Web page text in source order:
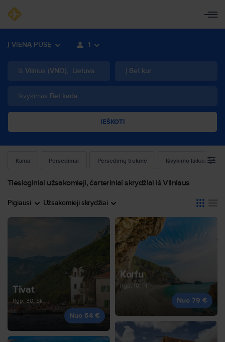
Į VIENĄ PUSĘ 1
Iš Vilnius (VNO), Lietuva Į Bet kur
Išvykimas Bet kada
IEŠKOTI
Kaina Persėdimai Persėdimų trukmė Išvykimo laikas
Tiesioginiai užsakomieji, čarteriniai skrydžiai iš Vilniaus
Pigiausi Užsakomieji skrydžiai
Tivat
Rgp, 30, Sk
Nuo 64 €
Korfu
Rgp, 10, Pr
Nuo 79 €